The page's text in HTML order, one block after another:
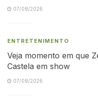
07/08/2026
ENTRETENIMENTO
Veja momento em que
Castela em show
07/08/2026